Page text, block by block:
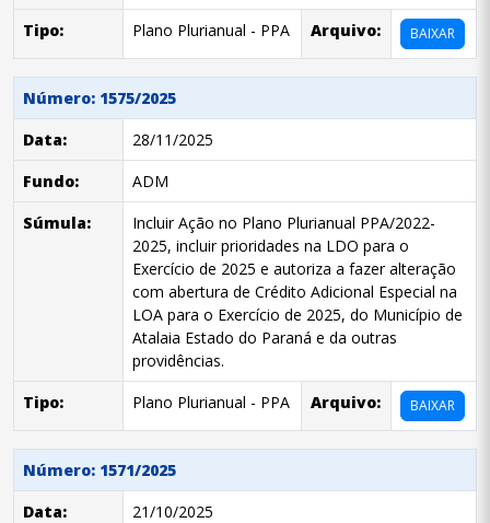
Tipo:
Plano Plurianual - PPA Arquivo: BAIXAR
Número: 1575/2025
Data:
28/11/2025
Fundo:
ADM
Súmula:
Incluir Ação no Plano Plurianual PPA/2022-
2025, incluir prioridades na LDO para o
Exercício de 2025 e autoriza a fazer alteração
com abertura de Crédito Adicional Especial na
LOA para o Exercício de 2025, do Município de
Atalaia Estado do Paraná e da outras
providências.
Tipo:
Plano Plurianual - PPA Arquivo: BAIXAR
Número: 1571/2025
Data:
21/10/2025